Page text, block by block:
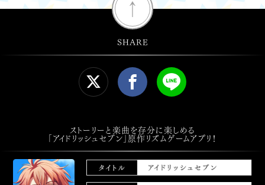
SHARE
↑
ストーリーと楽曲を存分に楽しめる
「アイドリッシュセブン」原作リズムゲームアプリ！